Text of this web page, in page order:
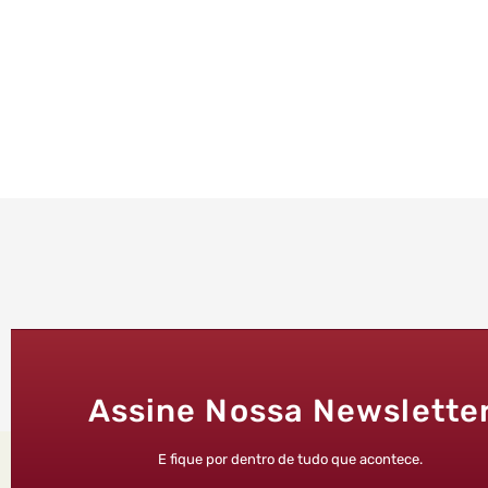
Assine Nossa
E fique por dentro de tudo que acontece.